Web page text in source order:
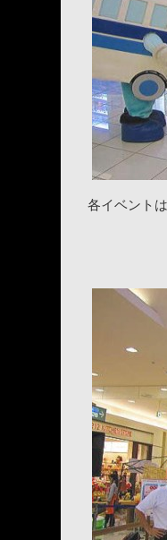
各イベント